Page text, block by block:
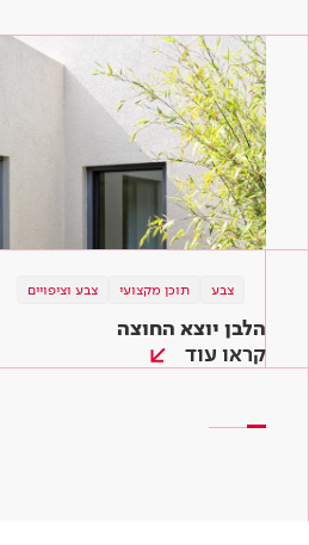
צבע תוכן מקצועי צבע וציפויים
הלבן יוצא החוצה
קראו עוד
צבע צבע וציפויים
הכי חשוב לגוון! מניפת
קראו עוד
טיפים והשראה צבע וציפויים
שלבים